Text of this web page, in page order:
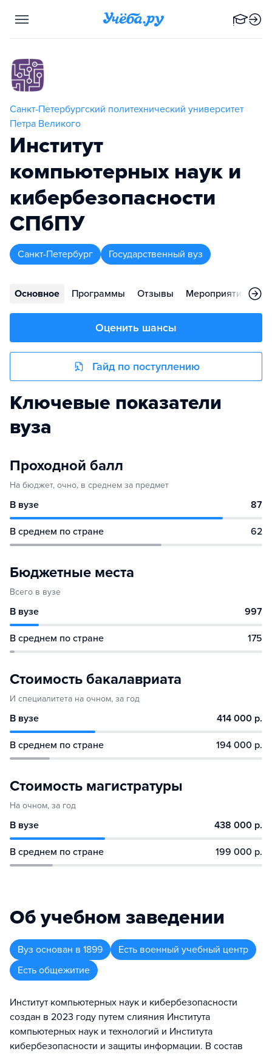
Санкт-Петербургский политехнический университет
Петра Великого
Институт
компьютерных наук и
кибербезопасности
СПбПУ
Санкт-Петербург Государственный вуз
Основное Программы Отзывы Мероприятия
Оценить шансы
Гайд по поступлению
Ключевые показатели
вуза
Проходной балл
На бюджет, очно, в среднем за предмет
В вузе 87
В среднем по стране 62
Бюджетные места
Всего в вузе
В вузе 997
В среднем по стране 175
Стоимость бакалавриата
И специалитета на очном, за год
В вузе 414 000 р.
В среднем по стране 194 000 р.
Стоимость магистратуры
На очном, за год
В вузе 438 000 р.
В среднем по стране 199 000 р.
Об учебном заведении
Вуз основан в 1899
Есть военный учебный центр
Есть общежитие
Институт компьютерных наук и кибербезопасности
создан в 2023 году путем слияния Института
компьютерных наук и технологий и Института
кибербезопасности и защиты информации. В состав